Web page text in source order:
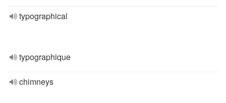
typographical
typographique
chimneys